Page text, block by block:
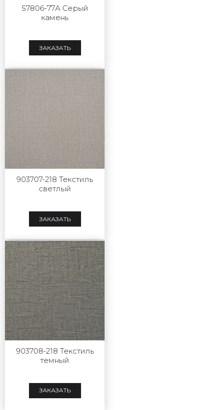
57806-77А Серый
камень
ЗАКАЗАТЬ
903707-218 Текстиль
светлый
ЗАКАЗАТЬ
903708-218 Текстиль
темный
ЗАКАЗАТЬ